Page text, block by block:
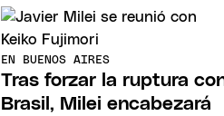
EN BUENOS AIRES
Tras forzar la ruptura
Brasil, Milei encabezará